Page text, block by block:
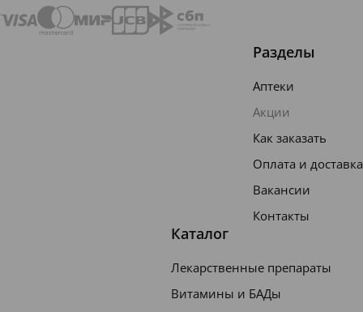
Разделы
Аптеки
Акции
Как заказать
Оплата и доставка
Вакансии
Контакты
Каталог
Лекарственные препараты
Витамины и БАДы